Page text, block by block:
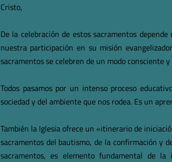
Cristo,
De la celebración de estos sacramentos
nuestra participación en su misión
sacramentos se celebren de un modo consciente
Todos pasamos por un intenso proceso
sociedad y del ambiente que nos rodea. Es un
También la Iglesia ofrece un «itinerario de
sacramentos del bautismo, de la confirmación y
sacramentos, es elemento fundamental de